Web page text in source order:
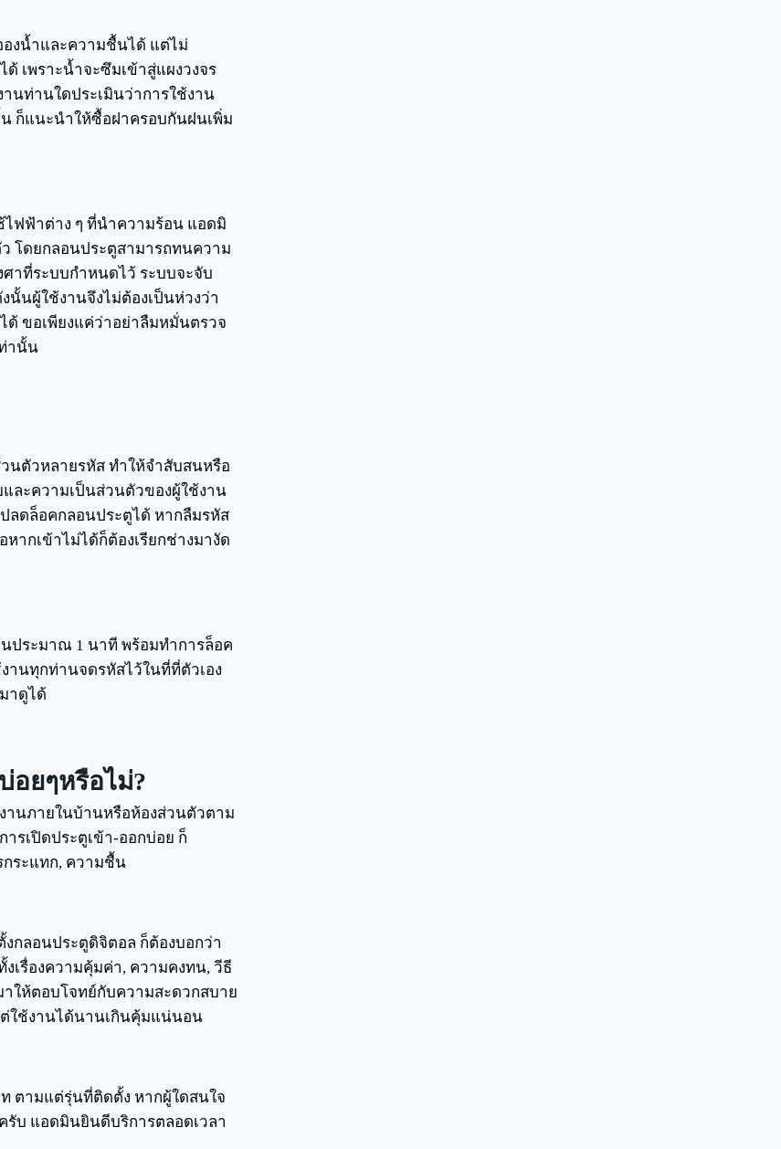
งน้ำและความชื้นได้ แต่ไม่
เพราะน้ำจะซึมเข้าสู่แผงวงจร
นท่านใดประเมินว่าการใช้งาน
ก็แนะนำให้ซื้อฝาครอบกันฝนเพิ่ม
ฟฟ้าต่าง ๆ ที่นำความร้อน แอดมิ
โดยกลอนประตูสามารถทนความ
าที่ระบบกำหนดไว้ ระบบจะจับ
นผู้ใช้งานจึงไม่ต้องเป็นห่วงว่า
ด้ ขอเพียงแค่ว่าอย่าลืมหมั่นตรวจ
านั้น
นตัวหลายรหัส ทำให้จำสับสนหรือ
ละความเป็นส่วนตัวของผู้ใช้งาน
ลดล็อคกลอนประตูได้ หากลืมรหัส
ากเข้าไม่ได้ก็ต้องเรียกช่างมางัด
ประมาณ 1 นาที พร้อมทำการล็อค
านทุกท่านจดรหัสไว้ในที่ที่ตัวเอง
าดูได้
อยๆหรือไม่?
านภายในบ้านหรือห้องส่วนตัวตาม
รเปิดประตูเข้า-ออกบ่อย ก็
กระแทก, ความชื้น
กลอนประตูดิจิตอล ก็ต้องบอกว่า
เรื่องความคุ้มค่า, ความคงทน, วีธี
ให้ตอบโจทย์กับความสะดวกสบาย
ต่ใช้งานได้นานเกินคุ้มแน่นอน
ท ตามแต่รุ่นที่ติดตั้ง หากผู้ใดสนใจ
รับ แอดมินยินดีบริการตลอดเวลา